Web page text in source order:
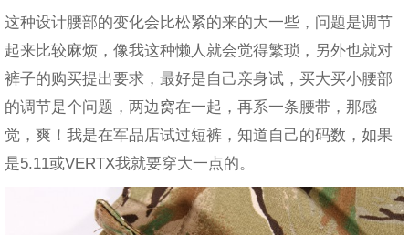
这种设计腰部的变化会比松紧的来的大一些，问题是调节
起来比较麻烦，像我这种懒人就会觉得繁琐，另外也就对
裤子的购买提出要求，最好是自己亲身试，买大买小腰部
的调节是个问题，两边窝在一起，再系一条腰带，那感
觉，爽！我是在军品店试过短裤，知道自己的码数，如果
是5.11或VERTX我就要穿大一点的。